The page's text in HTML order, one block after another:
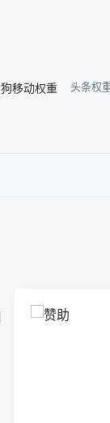
头条权